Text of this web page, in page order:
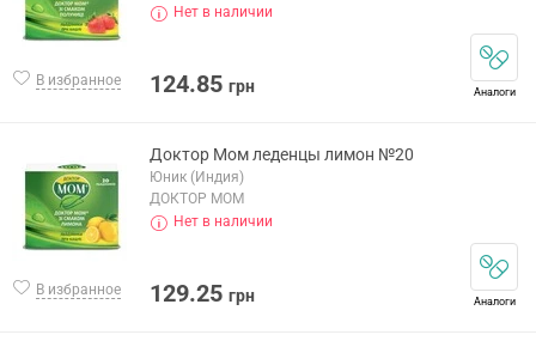
В избранное
Нет в наличии
124.85 грн Аналоги
В избранное
Доктор Мом леденцы лимон №20
Юник (Индия)
ДОКТОР МОМ
Нет в наличии
129.25 грн Аналоги